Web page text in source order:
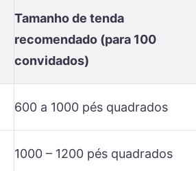
Tamanho de tenda
recomendado (para 100
convidados)
600 a 1000 pés quadrados
1000 – 1200 pés quadrados